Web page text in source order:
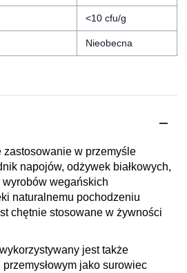
<10 cfu/g
Nieobecna
zastosowanie w przemyśle
napojów, odżywek białkowych,
wegańskich
naturalnemu pochodzeniu
chętnie stosowane w żywności
jest także
jako surowiec